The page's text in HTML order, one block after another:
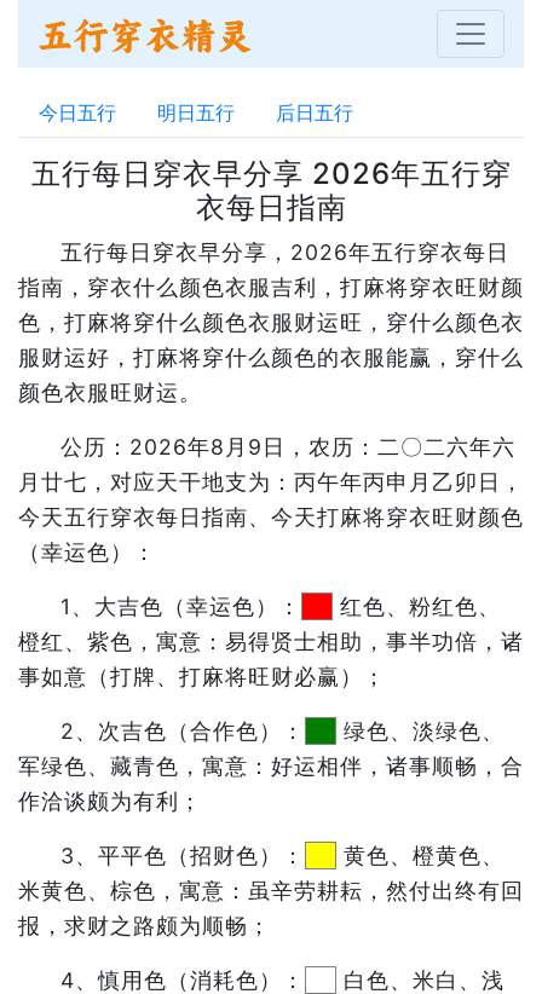
今日五行 明日五行 后日五行
五行每日穿衣早分享 2026年五行穿
衣每日指南
五行每日穿衣早分享，2026年五行穿衣每日
指南，穿衣什么颜色衣服吉利，打麻将穿衣旺财颜
色，打麻将穿什么颜色衣服财运旺，穿什么颜色衣
服财运好，打麻将穿什么颜色的衣服能赢，穿什么
颜色衣服旺财运。
公历：2026年8月9日，农历：二〇二六年六
月廿七，对应天干地支为：丙午年丙申月乙卯日，
今天五行穿衣每日指南、今天打麻将穿衣旺财颜色
（幸运色）：
1、大吉色（幸运色）：
红色、粉红色、
橙红、紫色，寓意：易得贤士相助，事半功倍，诸
事如意（打牌、打麻将旺财必赢）；
2、次吉色（合作色）：
绿色、淡绿色、
军绿色、藏青色，寓意：好运相伴，诸事顺畅，合
作洽谈颇为有利；
3、平平色（招财色）：
黄色、橙黄色、
米黄色、棕色，寓意：虽辛劳耕耘，然付出终有回
报，求财之路颇为顺畅；
4、慎用色（消耗色）：
白色、米白、浅